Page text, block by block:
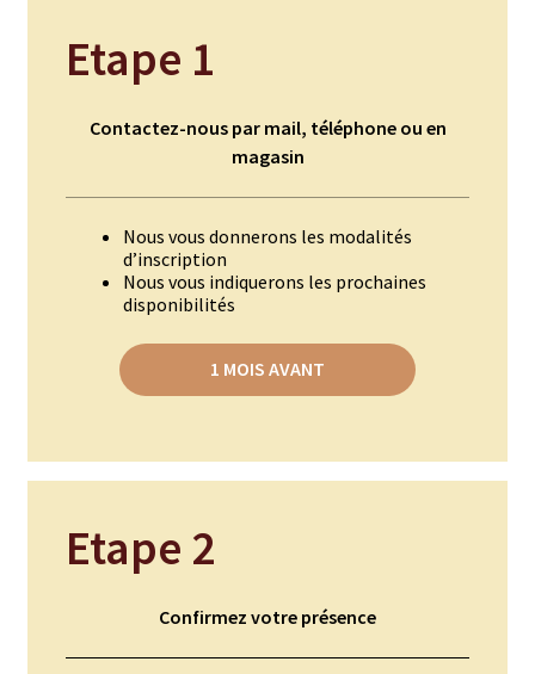
Assaisonnements
Crèmes balsamique
Vinaigres
Baies
Coffrets épices
Epices en vrac
Etape 1
Contactez-nous par mail, téléphone ou en
magasin
Nous vous donnerons les modalités
d’inscription
Nous vous indiquerons les prochaines
disponibilités
1 MOIS AVANT
Etape 2
Confirmez votre présence